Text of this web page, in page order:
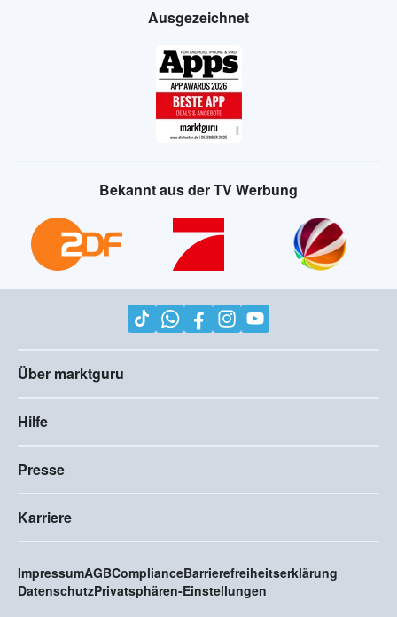
Ausgezeichnet
Bekannt aus der TV Werbung
Über marktguru
Hilfe
Presse
Karriere
ImpressumAGBComplianceBarrierefreiheitserklärung
DatenschutzPrivatsphären-Einstellungen